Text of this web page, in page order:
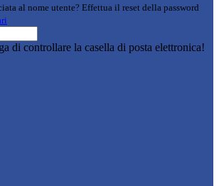
al nome utente? Effettua il reset della password
di controllare la casella di posta elettronica!